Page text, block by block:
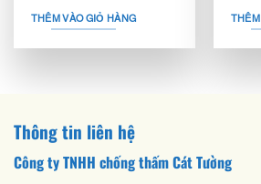
THÊM VÀO GIỎ HÀNG
Thông tin liên hệ
Công ty TNHH chống thấm Cát Tường